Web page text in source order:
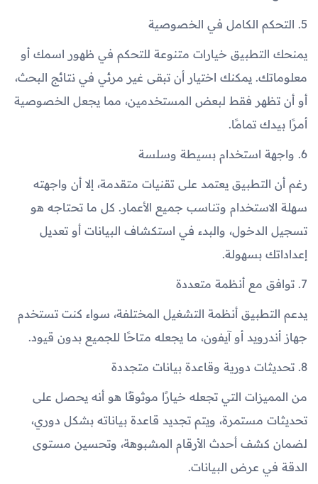
5. التحكم الكامل في الخصوصية
يمنحك التطبيق خيارات متنوعة للتحكم في ظهور اسمك أو
معلوماتك. يمكنك اختيار أن تبقى غير مرئي في نتائج البحث،
أو أن تظهر فقط لبعض المستخدمين، مما يجعل الخصوصية
أمرًا بيدك تمامًا.
6. واجهة استخدام بسيطة وسلسة
رغم أن التطبيق يعتمد على تقنيات متقدمة، إلا أن واجهته
سهلة الاستخدام وتناسب جميع الأعمار. كل ما تحتاجه هو
تسجيل الدخول، والبدء في استكشاف البيانات أو تعديل
إعداداتك بسهولة.
7. توافق مع أنظمة متعددة
يدعم التطبيق أنظمة التشغيل المختلفة، سواء كنت تستخدم
جهاز أندرويد أو آيفون، ما يجعله متاحًا للجميع بدون قيود.
8. تحديثات دورية وقاعدة بيانات متجددة
من المميزات التي تجعله خيارًا موثوقًا هو أنه يحصل على
تحديثات مستمرة، ويتم تجديد قاعدة بياناته بشكل دوري،
لضمان كشف أحدث الأرقام المشبوهة، وتحسين مستوى
الدقة في عرض البيانات.